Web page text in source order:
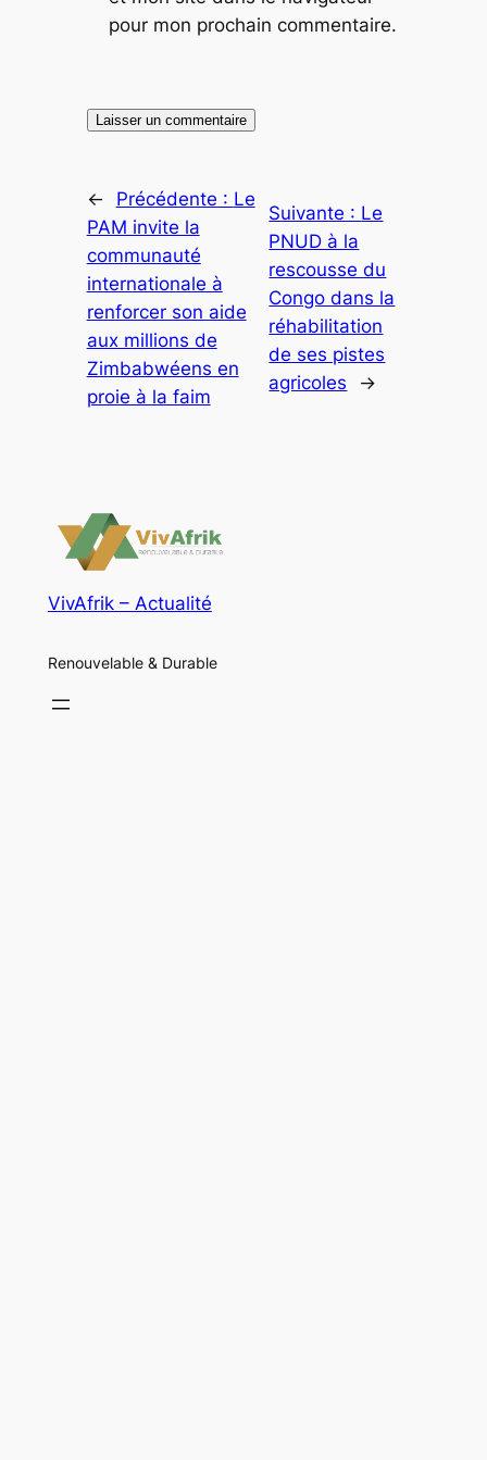
pour mon prochain commentaire.
← Précédente : Le
PAM invite la
communauté
internationale à
renforcer son aide
aux millions de
Zimbabwéens en
proie à la faim
Suivante : Le
PNUD à la
rescousse du
Congo dans la
réhabilitation
de ses pistes
agricoles
→
VivAfrik – Actualité
Renouvelable & Durable